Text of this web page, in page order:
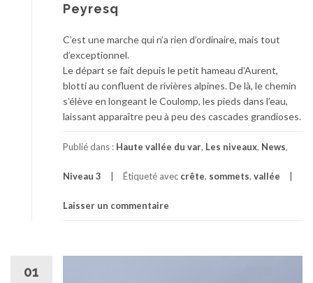
Peyresq
C’est une marche qui n’a rien d’ordinaire, mais tout
d’exceptionnel.
Le départ se fait depuis le petit hameau d’Aurent,
blotti au confluent de rivières alpines. De là, le chemin
s’élève en longeant le Coulomp, les pieds dans l’eau,
laissant apparaître peu à peu des cascades grandioses.
Publié dans : Haute vallée du var, Les niveaux, News,
Niveau 3 Étiqueté avec crête, sommets, vallée
Laisser un commentaire
01